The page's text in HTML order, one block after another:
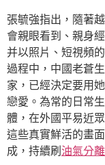
張毓強指出，隨著
會親眼看到、親身
并以照片、短視頻
過程中，中國老蒼
家，已經決定要用
戀愛。為常的日常
體，在外國平易近
這些真實鮮活的畫
成，持續刷 油氣分